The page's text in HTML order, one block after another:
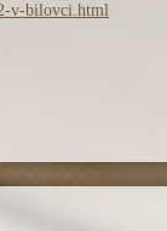
v-bilovci.html